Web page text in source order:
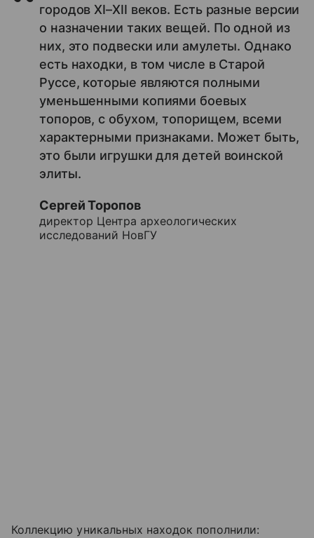
городов XI–XII веков. Есть разные версии
о назначении таких вещей. По одной из
них, это подвески или амулеты. Однако
есть находки, в том числе в Старой
Руссе, которые являются полными
уменьшенными копиями боевых
топоров, с обухом, топорищем, всеми
характерными признаками. Может быть,
это были игрушки для детей воинской
элиты.
Сергей Торопов
директор Центра археологических
исследований НовГУ
Коллекцию уникальных находок пополнили: